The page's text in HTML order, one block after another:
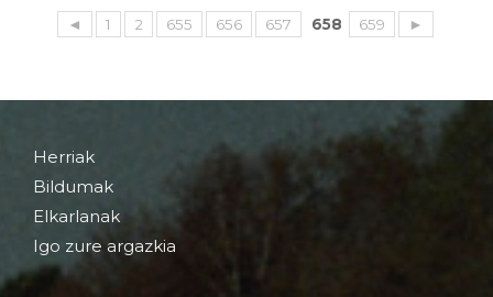
◄ 1 2 655 656 657 658 659 ►
Herriak
Bildumak
Elkarlanak
Igo zure argazkia